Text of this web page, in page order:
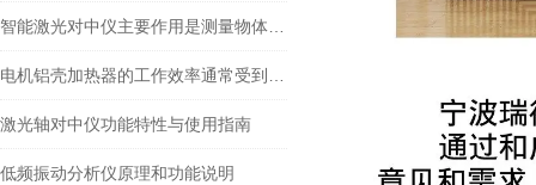
激光轴对中仪功能特性与使用指南
低频振动分析仪原理和功能说明